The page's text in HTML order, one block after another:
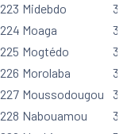
223
224
225
226
227
228
Midebdo
Moaga
Mogtédo
Morolaba
Moussodougou
Nabouamou